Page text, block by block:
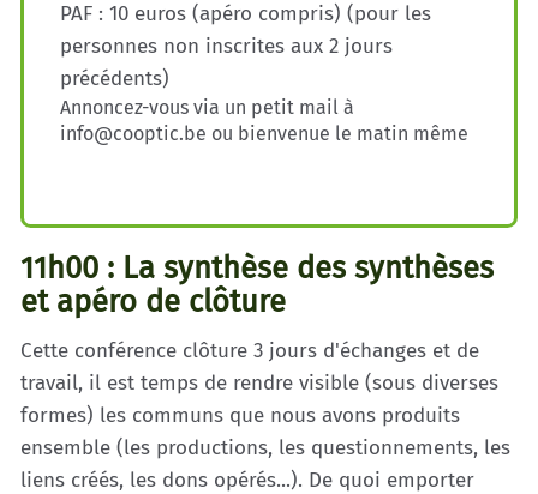
PAF : 10 euros (apéro compris) (pour les
personnes non inscrites aux 2 jours
précédents)
Annoncez-vous via un petit mail à
info@cooptic.be ou bienvenue le matin même
11h00 : La synthèse des synthèses
et apéro de clôture
Cette conférence clôture 3 jours d'échanges et de
travail, il est temps de rendre visible (sous diverses
formes) les communs que nous avons produits
ensemble (les productions, les questionnements, les
liens créés, les dons opérés...). De quoi emporter